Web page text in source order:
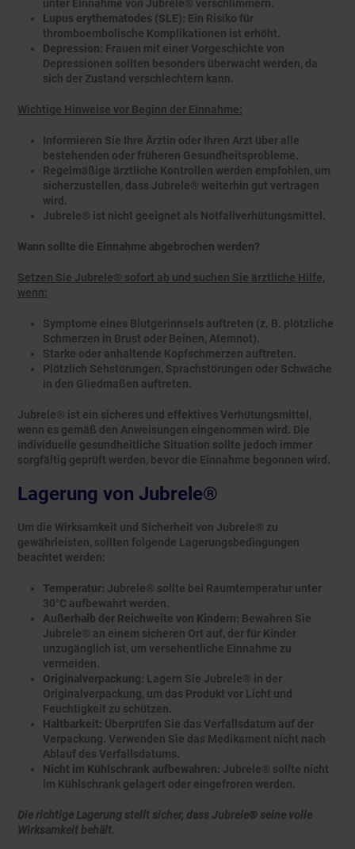
unter Einnahme von Jubrele® verschlimmern.
Lupus erythematodes (SLE): Ein Risiko für
thromboembolische Komplikationen ist erhöht.
Depression: Frauen mit einer Vorgeschichte von
Depressionen sollten besonders überwacht werden, da
sich der Zustand verschlechtern kann.
Wichtige Hinweise vor Beginn der Einnahme:
Informieren Sie Ihre Ärztin oder Ihren Arzt über alle
bestehenden oder früheren Gesundheitsprobleme.
Regelmäßige ärztliche Kontrollen werden empfohlen, um
sicherzustellen, dass Jubrele® weiterhin gut vertragen
wird.
Jubrele® ist nicht geeignet als Notfallverhütungsmittel.
Wann sollte die Einnahme abgebrochen werden?
Setzen Sie Jubrele® sofort ab und suchen Sie ärztliche Hilfe,
wenn:
Symptome eines Blutgerinnsels auftreten (z. B. plötzliche
Schmerzen in Brust oder Beinen, Atemnot).
Starke oder anhaltende Kopfschmerzen auftreten.
Plötzlich Sehstörungen, Sprachstörungen oder Schwäche
in den Gliedmaßen auftreten.
Jubrele® ist ein sicheres und effektives Verhütungsmittel,
wenn es gemäß den Anweisungen eingenommen wird. Die
individuelle gesundheitliche Situation sollte jedoch immer
sorgfältig geprüft werden, bevor die Einnahme begonnen wird.
Lagerung von Jubrele®
Um die Wirksamkeit und Sicherheit von Jubrele® zu
gewährleisten, sollten folgende Lagerungsbedingungen
beachtet werden:
Temperatur: Jubrele® sollte bei Raumtemperatur unter
30°C aufbewahrt werden.
Außerhalb der Reichweite von Kindern: Bewahren Sie
Jubrele® an einem sicheren Ort auf, der für Kinder
unzugänglich ist, um versehentliche Einnahme zu
vermeiden.
Originalverpackung: Lagern Sie Jubrele® in der
Originalverpackung, um das Produkt vor Licht und
Feuchtigkeit zu schützen.
Haltbarkeit: Überprüfen Sie das Verfallsdatum auf der
Verpackung. Verwenden Sie das Medikament nicht nach
Ablauf des Verfallsdatums.
Nicht im Kühlschrank aufbewahren: Jubrele® sollte nicht
im Kühlschrank gelagert oder eingefroren werden.
Die richtige Lagerung stellt sicher, dass Jubrele® seine volle
Wirksamkeit behält.